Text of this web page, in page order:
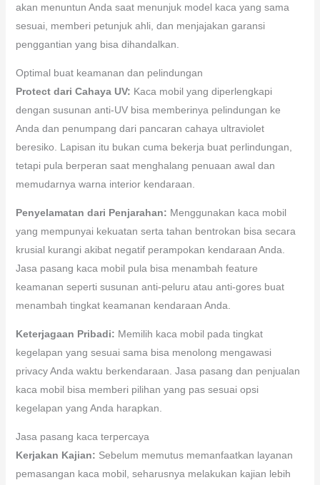
akan menuntun Anda saat menunjuk model kaca yang sama
sesuai, memberi petunjuk ahli, dan menjajakan garansi
penggantian yang bisa dihandalkan.
Optimal buat keamanan dan pelindungan
Protect dari Cahaya UV: Kaca mobil yang diperlengkapi
dengan susunan anti-UV bisa memberinya pelindungan ke
Anda dan penumpang dari pancaran cahaya ultraviolet
beresiko. Lapisan itu bukan cuma bekerja buat perlindungan,
tetapi pula berperan saat menghalang penuaan awal dan
memudarnya warna interior kendaraan.
Penyelamatan dari Penjarahan: Menggunakan kaca mobil
yang mempunyai kekuatan serta tahan bentrokan bisa secara
krusial kurangi akibat negatif perampokan kendaraan Anda.
Jasa pasang kaca mobil pula bisa menambah feature
keamanan seperti susunan anti-peluru atau anti-gores buat
menambah tingkat keamanan kendaraan Anda.
Keterjagaan Pribadi: Memilih kaca mobil pada tingkat
kegelapan yang sesuai sama bisa menolong mengawasi
privacy Anda waktu berkendaraan. Jasa pasang dan penjualan
kaca mobil bisa memberi pilihan yang pas sesuai opsi
kegelapan yang Anda harapkan.
Jasa pasang kaca terpercaya
Kerjakan Kajian: Sebelum memutus memanfaatkan layanan
pemasangan kaca mobil, seharusnya melakukan kajian lebih